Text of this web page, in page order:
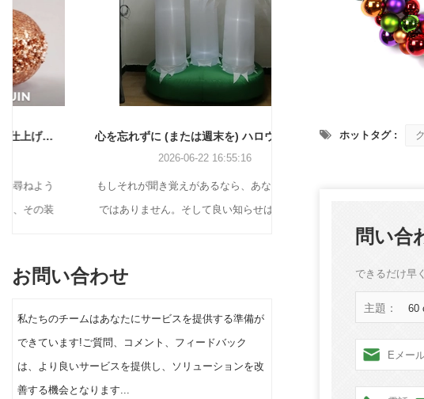
心を忘れずに (または週末を) ハロウィンの飾り付けをする方法
2026-06-22 16:55:16
もしそれが聞き覚えがあるなら、あなたは一人
ではありません。そして良い知らせは?今年の
す必要もありません。
しいクリスマスの装飾に戻
の植毛フィギュアや巨大な
ィスプレイまで、それぞれ
タの装飾を選択すると、ホ
お問い合わせ
私たちのチームはあなたにサービスを提供する準備が
できています!ご質問、コメント、フィードバック
は、より良いサービスを提供し、ソリューションを改
善する機会となります...
ホットタグ :
問い合
できるだけ早
主題： 60